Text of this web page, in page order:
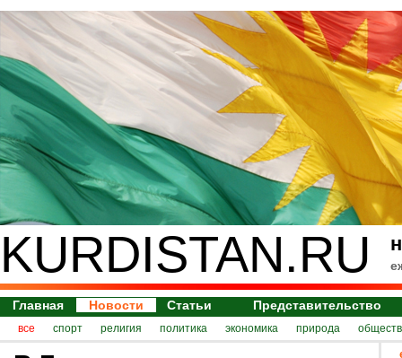
KURDISTAN.RU
Главная Новости Статьи Представительство
все спорт религия политика экономика природа